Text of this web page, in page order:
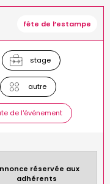
fête de l’estampe
stage
autre
de l'événement
réservée aux
adhérents